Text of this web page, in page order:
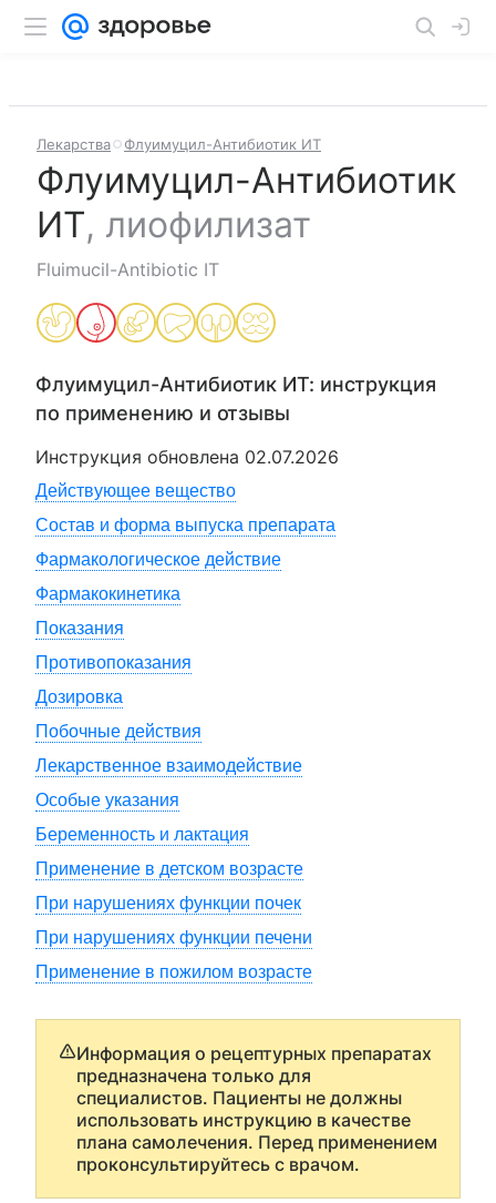
Лекарства Флуимуцил-Антибиотик ИТ
Флуимуцил-Антибиотик
ИТ, лиофилизат
Fluimucil-Antibiotic IT
Флуимуцил-Антибиотик ИТ: инструкция
по применению и отзывы
Инструкция обновлена 02.07.2026
Действующее вещество
Состав и форма выпуска препарата
Фармакологическое действие
Фармакокинетика
Показания
Противопоказания
Дозировка
Побочные действия
Лекарственное взаимодействие
Особые указания
Беременность и лактация
Применение в детском возрасте
При нарушениях функции почек
При нарушениях функции печени
Применение в пожилом возрасте
Информация о рецептурных препаратах
предназначена только для
специалистов. Пациенты не должны
использовать инструкцию в качестве
плана самолечения. Перед применением
проконсультируйтесь с врачом.